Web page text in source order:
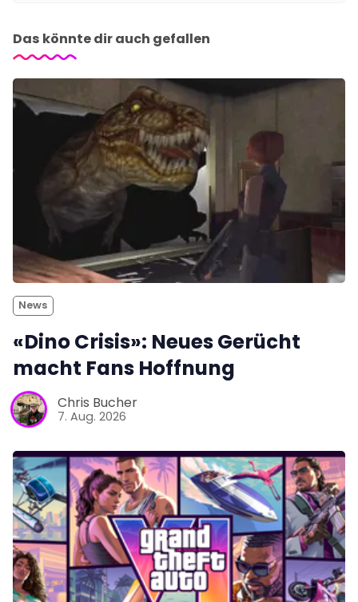
Das könnte dir auch gefallen
News
«Dino Crisis»: Neues Gerücht
macht Fans Hoffnung
Chris Bucher
7. Aug. 2026